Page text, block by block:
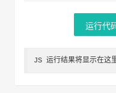
运行代
JS 运行结果将显示在